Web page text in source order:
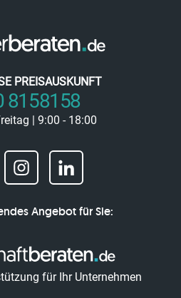
PREISAUSKUNFT
8158158
| 9:00 - 18:00
Angebot für Sie:
für Ihr Unternehmen